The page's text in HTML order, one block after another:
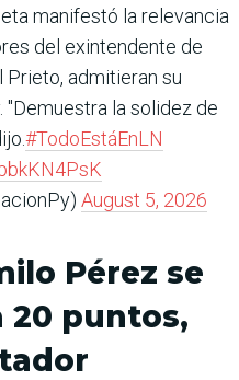
manifestó la relevancia
del exintendente de
Prieto, admitieran su
"Demuestra la solidez de
#TodoEstáEnLN
August 5, 2026
Pérez se
20 puntos,